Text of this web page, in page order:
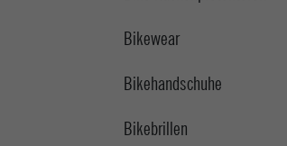
Bikewear
Bikehandschuhe
Bikebrillen